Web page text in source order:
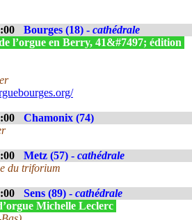
Bourges (18) - cathédrale
l’orgue en Berry, 41&#7497; édition
Chamonix (74)
Metz (57) - cathédrale
du triforium
Sens (89) - cathédrale
Michelle Leclerc